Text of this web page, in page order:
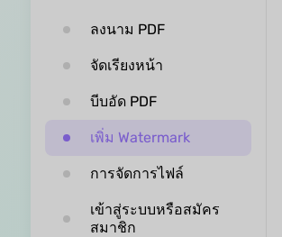
ลงนาม PDF
จัดเรียงหน้า
บีบอัด PDF
เพิ่ม Watermark
การจัดการไฟล์
เข้าสู่ระบบหรือสมัคร
สมาชิก